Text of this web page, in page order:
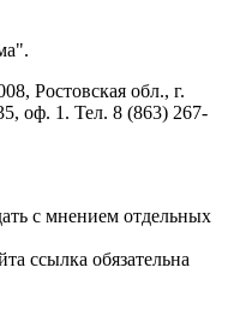
Ростовская обл., г.
оф. 1. Тел. 8 (863) 267-
с мнением отдельных
ссылка обязательна